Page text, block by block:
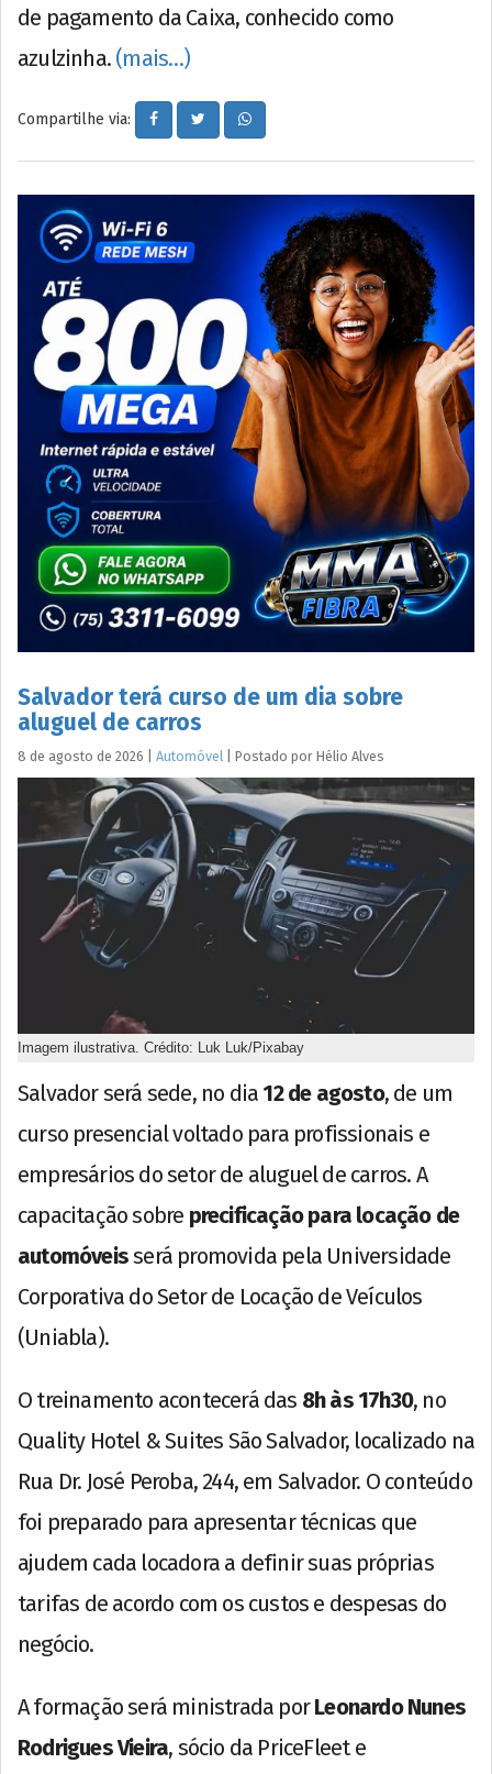
de pagamento da Caixa, conhecido como
azulzinha. (mais…)
Compartilhe via:
Salvador terá curso de um dia sobre
aluguel de carros
8 de agosto de 2026 Automóvel Postado por Hélio Alves
Imagem ilustrativa. Crédito: Luk Luk/Pixabay
Salvador será sede, no dia 12 de agosto, de um
curso presencial voltado para profissionais e
empresários do setor de aluguel de carros. A
capacitação sobre precificação para locação de
automóveisserá promovida pela Universidade
Corporativa do Setor de Locação de Veículos
(Uniabla).
O treinamento acontecerá das 8h às 17h30, no
Quality Hotel & Suites São Salvador, localizado na
Rua Dr. José Peroba, 244, em Salvador. O conteúdo
foi preparado para apresentar técnicas que
ajudem cada locadora a definir suas próprias
tarifas de acordo com os custos e despesas do
negócio.
A formação será ministrada porLeonardo Nunes
Rodrigues Vieira, sócio da PriceFleet e